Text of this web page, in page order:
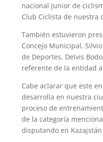
nacional junior de
Club Ciclista de nuestra
También estuvieron
Concejo Municipal,
de Deportes, Delvis
referente de la entidad
Cabe aclarar que este
desarrolla en nuestra
proceso de
de la categoría
disputando en